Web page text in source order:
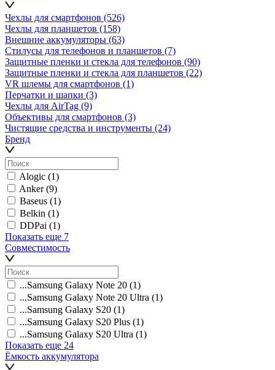
Чехлы для смартфонов (526)
Чехлы для планшетов (158)
Внешние аккумуляторы (63)
Стилусы для телефонов и планшетов (7)
Защитные пленки и стекла для телефонов (90)
Защитные пленки и стекла для планшетов (22)
VR шлемы для смартфонов (1)
Перчатки и шапки (3)
Чехлы для AirTag (9)
Объективы для смартфонов (3)
Чистящие средства и инструменты (24)
Бренд
Alogic (1)
Anker (9)
Baseus (1)
Belkin (1)
DDPai (1)
Показать еще 7
Совместимость
...Samsung Galaxy Note 20 (1)
...Samsung Galaxy Note 20 Ultra (1)
...Samsung Galaxy S20 (1)
...Samsung Galaxy S20 Plus (1)
...Samsung Galaxy S20 Ultra (1)
Показать еще 24
Ёмкость аккумулятора